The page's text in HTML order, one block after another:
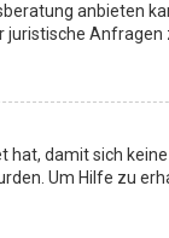
anbieten
damit sich
Um Hilfe zu